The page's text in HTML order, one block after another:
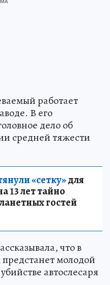
работает
В его
дело об
средней тяжести
«сетку»для
13 лет тайно
гостей
что в
молодой
автослесаря